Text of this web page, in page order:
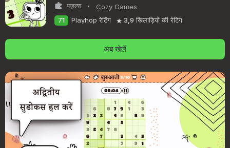
पज़ल्स ·
Cozy Games
71
Playhop रेटिंग 3,9 खिलाड़ियों की रेटिंग
अब खेलें